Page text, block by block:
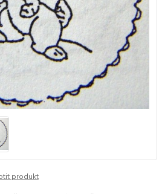
produkt